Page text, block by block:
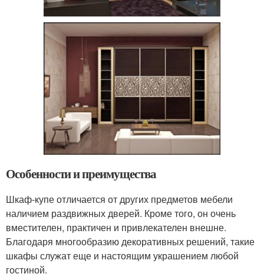
Особенности и преимущества
Шкаф-купе отличается от других предметов мебели
наличием раздвижных дверей. Кроме того, он очень
вместителен, практичен и привлекателен внешне.
Благодаря многообразию декоративных решений, такие
шкафы служат еще и настоящим украшением любой
гостиной.